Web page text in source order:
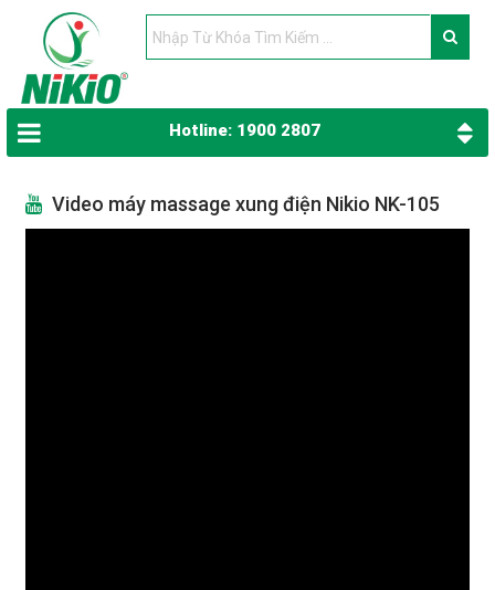
Hotline: 1900 2807
Video máy massage xung điện Nikio NK-105